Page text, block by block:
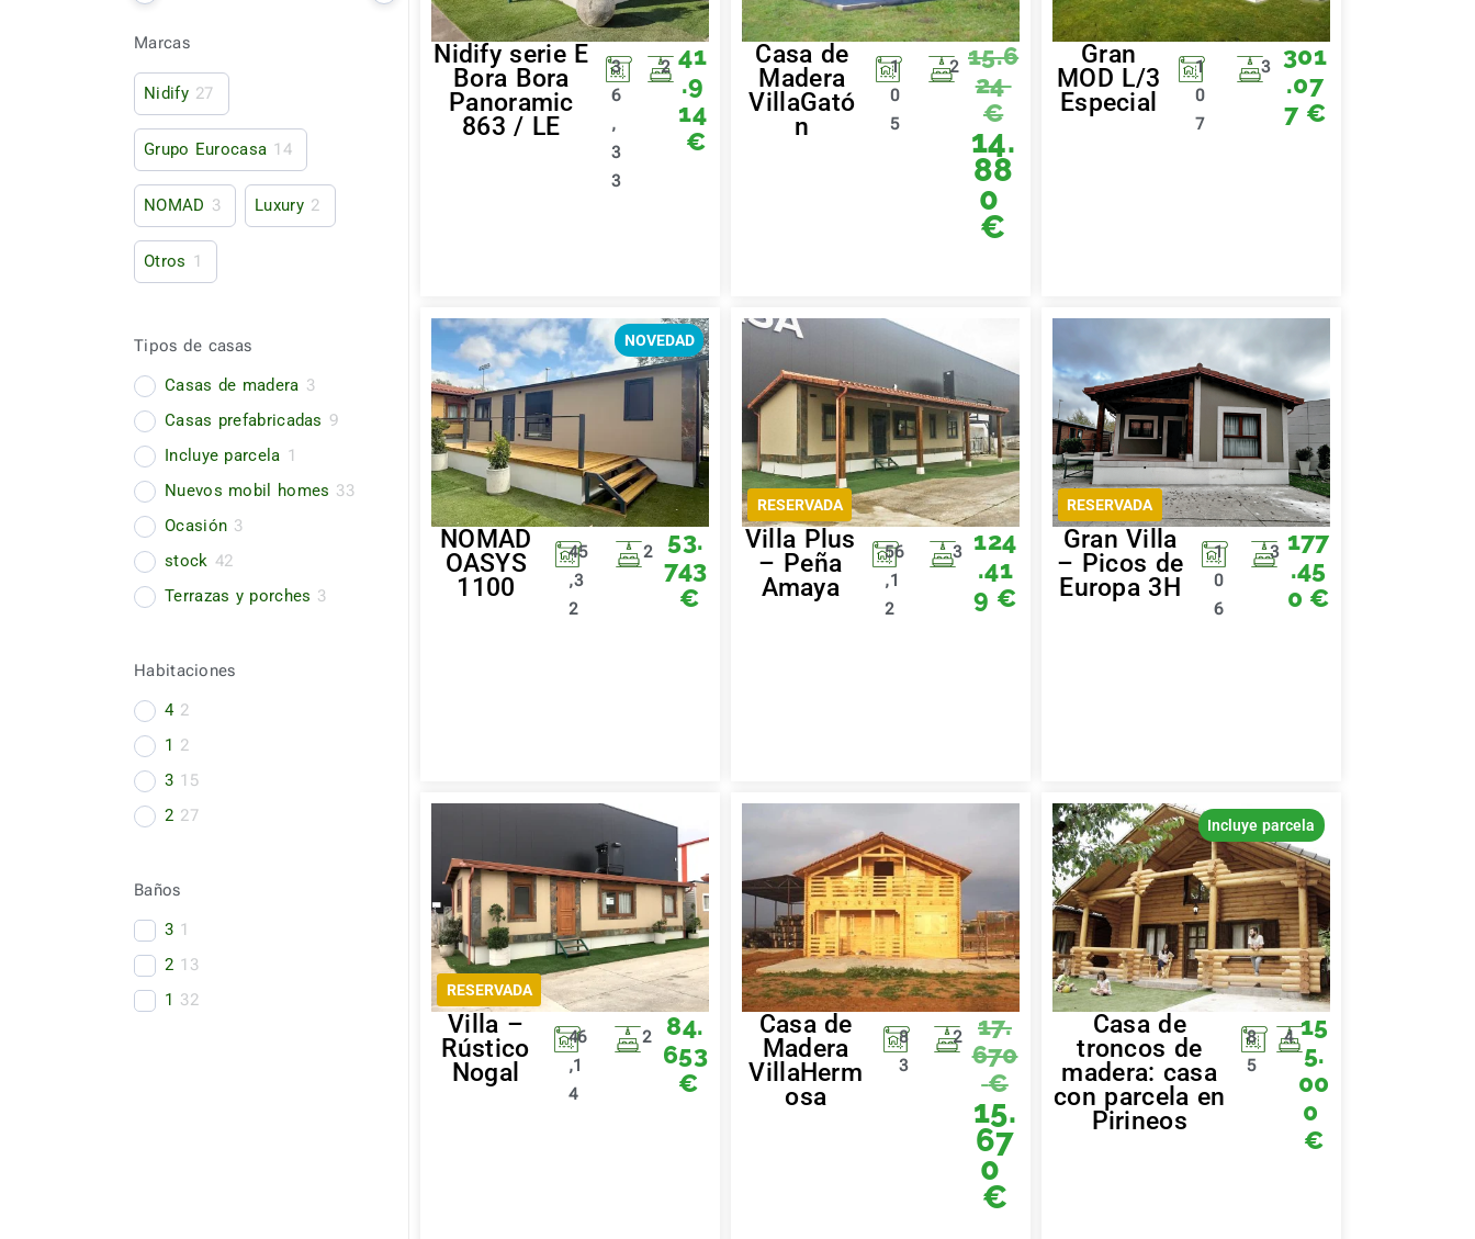
Marcas
Nidify 27
Grupo Eurocasa 14
NOMAD 3 Luxury 2
Otros 1
Tipos de casas
Casas de madera 3
Casas prefabricadas 9
Incluye parcela 1
Nuevos mobil homes 33
Ocasión 3
stock 42
Terrazas y porches 3
Habitaciones
4 2
1 2
3 15
2 27
Baños
3 1
2 13
1 32
Nidify serie E
Bora Bora
Panoramic
863 / LE
3
6
,
3
3
2 41
.9
14
€
Casa de
Madera
VillaGató
n
1
0
5
2 15.6
24
€
14.
88
0
€
Gran
MOD L/3
Especial
1
0
7
3
301
.07
7 €
NOVEDAD
NOMAD
OASYS
1100
45
,3
2
2
53.
743
€
RESERVADA
Villa Plus
– Peña
Amaya
56
,1
2
3
124
.41
9 €
RESERVADA
Gran Villa
– Picos de
Europa 3H
1
0
6
3 177
.45
0 €
RESERVADA
Villa –
Rústico
Nogal
46
,1
4
2
84.
653
€
Casa de
Madera
VillaHerm
osa
8
3
2
17.
670
€
15.
67
0
€
Incluye parcela
Casa de
troncos de
madera: casa
con parcela en
Pirineos
8
5
4 15
5.
00
0
€